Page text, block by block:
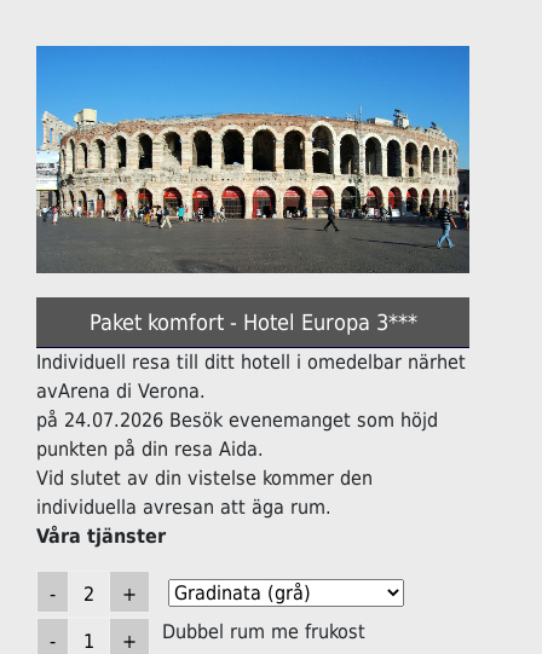
Paket komfort - Hotel Europa 3***
Individuell resa till ditt hotell i omedelbar närhet
avArena di Verona.
på 24.07.2026 Besök evenemanget som höjd
punkten på din resa Aida.
Vid slutet av din vistelse kommer den
individuella avresan att äga rum.
Våra tjänster
Dubbel rum me frukost